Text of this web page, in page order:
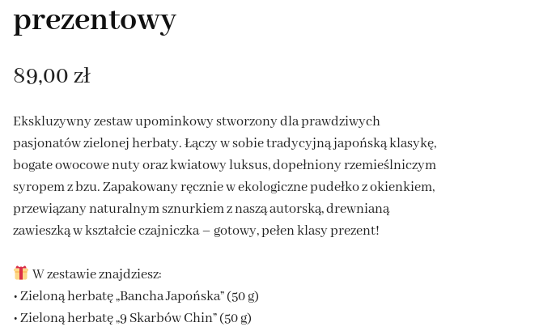
prezentowy
89,00 zł
Ekskluzywny zestaw upominkowy stworzony dla prawdziwych
pasjonatów zielonej herbaty. Łączy w sobie tradycyjną japońską klasykę,
bogate owocowe nuty oraz kwiatowy luksus, dopełniony rzemieślniczym
syropem z bzu. Zapakowany ręcznie w ekologiczne pudełko z okienkiem,
przewiązany naturalnym sznurkiem z naszą autorską, drewnianą
zawieszką w kształcie czajniczka – gotowy, pełen klasy prezent!
W zestawie znajdziesz:
• Zieloną herbatę „Bancha Japońska” (50 g)
• Zieloną herbatę „9 Skarbów Chin” (50 g)